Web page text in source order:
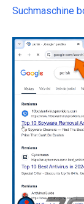
Suchmaschine